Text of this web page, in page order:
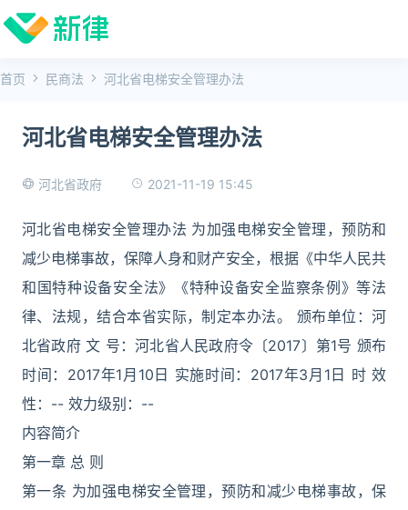
首页 民商法 河北省电梯安全管理办法
河北省电梯安全管理办法
河北省政府 2021-11-19 15:45
河北省电梯安全管理办法 为加强电梯安全管理，预防和
减少电梯事故，保障人身和财产安全，根据《中华人民共
和国特种设备安全法》《特种设备安全监察条例》等法
律、法规，结合本省实际，制定本办法。 颁布单位：河
北省政府 文 号：河北省人民政府令〔2017〕第1号 颁布
时间：2017年1月10日 实施时间：2017年3月1日 时 效
性：-- 效力级别：--
内容简介
第一章 总 则
第一条 为加强电梯安全管理，预防和减少电梯事故，保